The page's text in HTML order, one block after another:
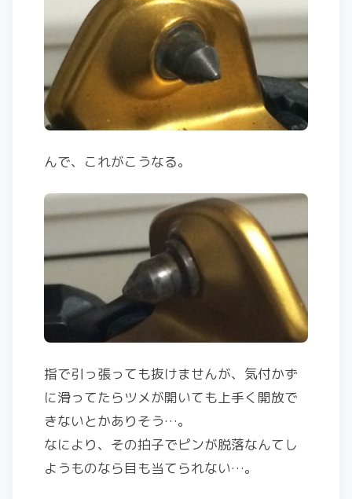
んで、これがこうなる。
指で引っ張っても抜けませんが、気付かず
に滑ってたらツメが開いても上手く開放で
きないとかありそう…。
なにより、その拍子でピンが脱落なんてし
ようものなら目も当てられない…。